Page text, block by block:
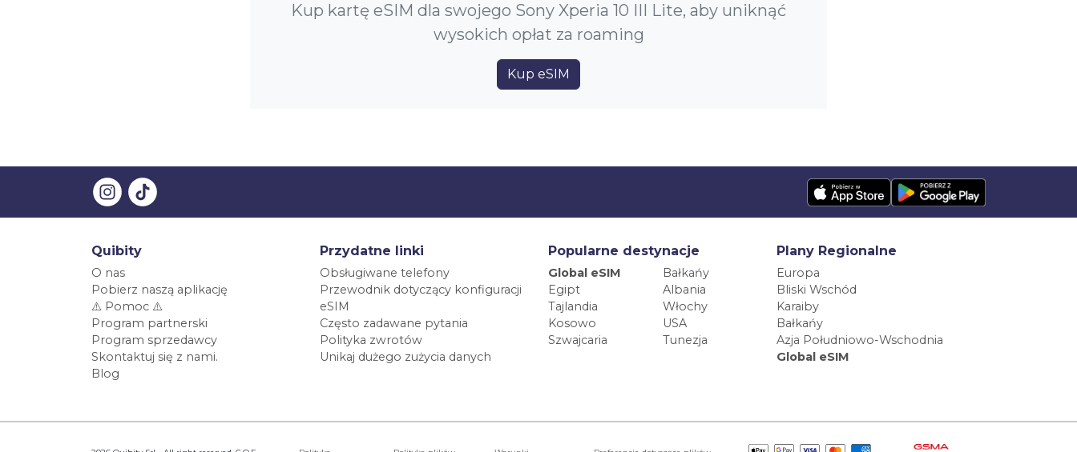
Kup kartę eSIM dla swojego Sony Xperia 10 III Lite, aby uniknąć
wysokich opłat za roaming
Kup eSIM
Quibity
O nas
Pobierz naszą aplikację
⚠️ Pomoc ⚠️
Program partnerski
Program sprzedawcy
Skontaktuj się z nami.
Blog
Przydatne linki
Obsługiwane telefony
Przewodnik dotyczący konfiguracji
eSIM
Często zadawane pytania
Polityka zwrotów
Unikaj dużego zużycia danych
Popularne destynacje
Global eSIM
Bałkańy
Egipt
Albania
Tajlandia
Włochy
Kosowo
USA
Szwajcaria
Tunezja
Plany Regionalne
Europa
Bliski Wschód
Karaiby
Bałkańy
Azja Południowo-Wschodnia
Global eSIM